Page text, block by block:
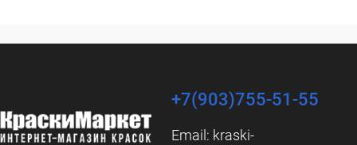
+7(903)755-51-55
Email: kraski-